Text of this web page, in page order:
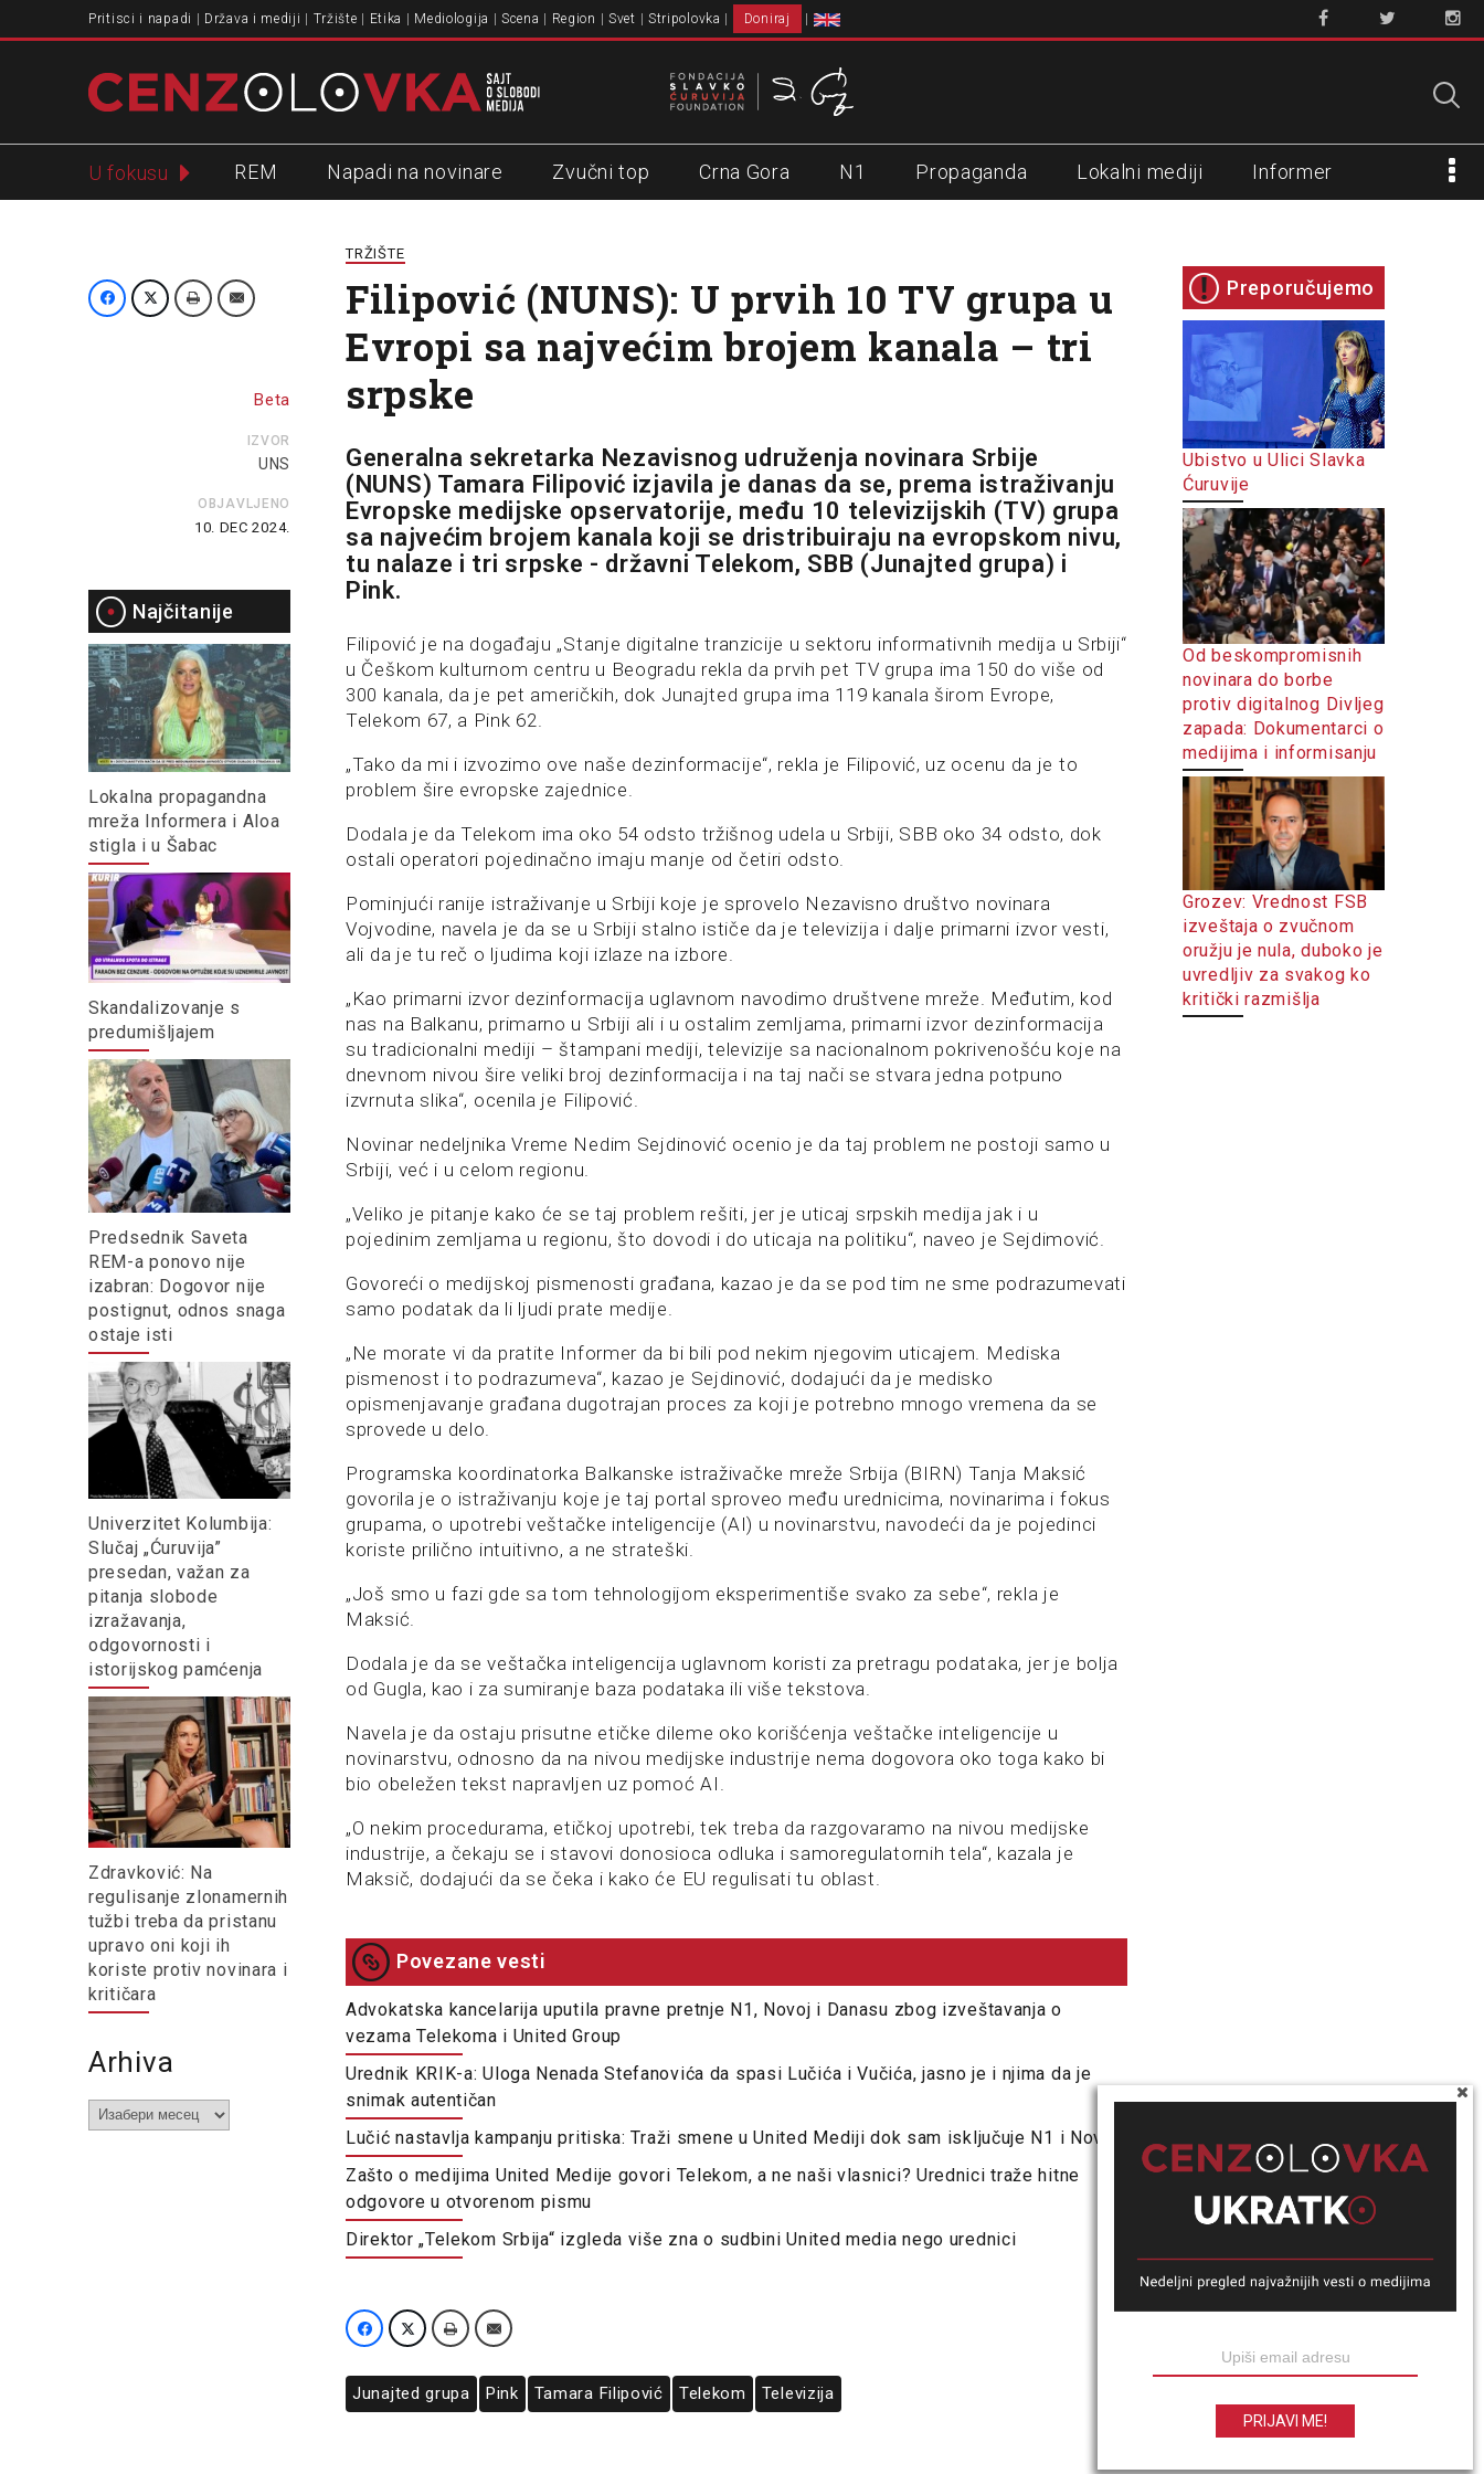
Pritisci i napadi Država i mediji Tržište Etika Mediologija Scena Region Svet Stripolovka Doniraj
U fokusu REM Napadi na novinare Zvučni top Crna Gora N1 Propaganda Lokalni mediji Informer
Beta
IZVOR
UNS
OBJAVLJENO
10. DEC 2024.
Najčitanije
Lokalna propagandna
mreža Informera i Aloa
stigla i u Šabac
Skandalizovanje s
predumišljajem
Predsednik Saveta
REM-a ponovo nije
izabran: Dogovor nije
postignut, odnos snaga
ostaje isti
Univerzitet Kolumbija:
Slučaj „Ćuruvija”
presedan, važan za
pitanja slobode
izražavanja,
odgovornosti i
istorijskog pamćenja
Zdravković: Na
regulisanje zlonamernih
tužbi treba da pristanu
upravo oni koji ih
koriste protiv novinara i
kritičara
Arhiva
Arhiva
TRŽIŠTE
Filipović (NUNS): U prvih 10 TV grupa u
Evropi sa najvećim brojem kanala – tri
srpske
Generalna sekretarka Nezavisnog udruženja novinara Srbije
(NUNS) Tamara Filipović izjavila je danas da se, prema istraživanju
Evropske medijske opservatorije, među 10 televizijskih (TV) grupa
sa najvećim brojem kanala koji se dristribuiraju na evropskom nivu,
tu nalaze i tri srpske - državni Telekom, SBB (Junajted grupa) i
Pink.
Filipović je na događaju „Stanje digitalne tranzicije u sektoru informativnih medija u Srbiji“
u Češkom kulturnom centru u Beogradu rekla da prvih pet TV grupa ima 150 do više od
300 kanala, da je pet američkih, dok Junajted grupa ima 119 kanala širom Evrope,
Telekom 67, a Pink 62.
„Tako da mi i izvozimo ove naše dezinformacije“, rekla je Filipović, uz ocenu da je to
problem šire evropske zajednice.
Dodala je da Telekom ima oko 54 odsto tržišnog udela u Srbiji, SBB oko 34 odsto, dok
ostali operatori pojedinačno imaju manje od četiri odsto.
Pominjući ranije istraživanje u Srbiji koje je sprovelo Nezavisno društvo novinara
Vojvodine, navela je da se u Srbiji stalno ističe da je televizija i dalje primarni izvor vesti,
ali da je tu reč o ljudima koji izlaze na izbore.
„Kao primarni izvor dezinformacija uglavnom navodimo društvene mreže. Međutim, kod
nas na Balkanu, primarno u Srbiji ali i u ostalim zemljama, primarni izvor dezinformacija
su tradicionalni mediji – štampani mediji, televizije sa nacionalnom pokrivenošću koje na
dnevnom nivou šire veliki broj dezinformacija i na taj nači se stvara jedna potpuno
izvrnuta slika“, ocenila je Filipović.
Novinar nedeljnika Vreme Nedim Sejdinović ocenio je da taj problem ne postoji samo u
Srbiji, već i u celom regionu.
„Veliko je pitanje kako će se taj problem rešiti, jer je uticaj srpskih medija jak i u
pojedinim zemljama u regionu, što dovodi i do uticaja na politiku“, naveo je Sejdimović.
Govoreći o medijskoj pismenosti građana, kazao je da se pod tim ne sme podrazumevati
samo podatak da li ljudi prate medije.
„Ne morate vi da pratite Informer da bi bili pod nekim njegovim uticajem. Mediska
pismenost i to podrazumeva“, kazao je Sejdinović, dodajući da je medisko
opismenjavanje građana dugotrajan proces za koji je potrebno mnogo vremena da se
sprovede u delo.
Programska koordinatorka Balkanske istraživačke mreže Srbija (BIRN) Tanja Maksić
govorila je o istraživanju koje je taj portal sproveo među urednicima, novinarima i fokus
grupama, o upotrebi veštačke inteligencije (AI) u novinarstvu, navodeći da je pojedinci
koriste prilično intuitivno, a ne strateški.
„Još smo u fazi gde sa tom tehnologijom eksperimentiše svako za sebe“, rekla je
Maksić.
Dodala je da se veštačka inteligencija uglavnom koristi za pretragu podataka, jer je bolja
od Gugla, kao i za sumiranje baza podataka ili više tekstova.
Navela je da ostaju prisutne etičke dileme oko korišćenja veštačke inteligencije u
novinarstvu, odnosno da na nivou medijske industrije nema dogovora oko toga kako bi
bio obeležen tekst napravljen uz pomoć AI.
„O nekim procedurama, etičkoj upotrebi, tek treba da razgovaramo na nivou medijske
industrije, a čekaju se i stavovi donosioca odluka i samoregulatornih tela“, kazala je
Maksič, dodajući da se čeka i kako će EU regulisati tu oblast.
Povezane vesti
Advokatska kancelarija uputila pravne pretnje N1, Novoj i Danasu zbog izveštavanja o
vezama Telekoma i United Group
Urednik KRIK-a: Uloga Nenada Stefanovića da spasi Lučića i Vučića, jasno je i njima da je
snimak autentičan
Lučić nastavlja kampanju pritiska: Traži smene u United Mediji dok sam isključuje N1 i Novu
Zašto o medijima United Medije govori Telekom, a ne naši vlasnici? Urednici traže hitne
odgovore u otvorenom pismu
Direktor „Telekom Srbija“ izgleda više zna o sudbini United media nego urednici
Junajted grupa Pink Tamara Filipović Telekom Televizija
Preporučujemo
Ubistvo u Ulici Slavka
Ćuruvije
Od beskompromisnih
novinara do borbe
protiv digitalnog Divljeg
zapada: Dokumentarci o
medijima i informisanju
Grozev: Vrednost FSB
izveštaja o zvučnom
oružju je nula, duboko je
uvredljiv za svakog ko
kritički razmišlja